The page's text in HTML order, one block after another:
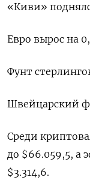
«Киви»
Евро вырос на
Фунт
Швейцарский
Среди
до $66.059,5, а
$3.314,6.